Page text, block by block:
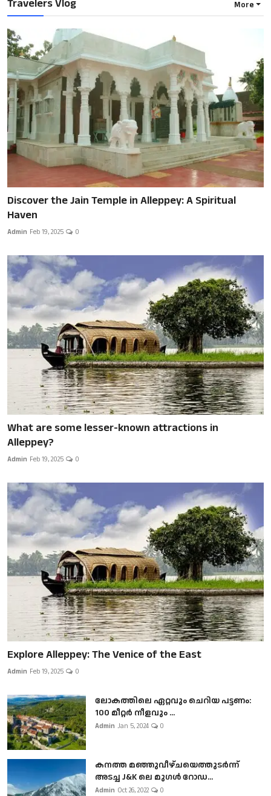
Travelers Vlog More
Discover the Jain Temple in Alleppey: A Spiritual
Haven
Admin Feb 19, 2025 0
What are some lesser-known attractions in
Alleppey?
Admin Feb 19, 2025 0
Explore Alleppey: The Venice of the East
Admin Feb 19, 2025 0
ലോകത്തിലെ ഏറ്റവും ചെറിയ പട്ടണം:
100 മീറ്റർ നീളവും ...
Admin Jan 5, 2024 0
കനത്ത മഞ്ഞുവീഴ്ചയെത്തുടർന്ന്
അടച്ച J&K ലെ മുഗൾ റോഡ...
Admin Oct 26, 2022 0